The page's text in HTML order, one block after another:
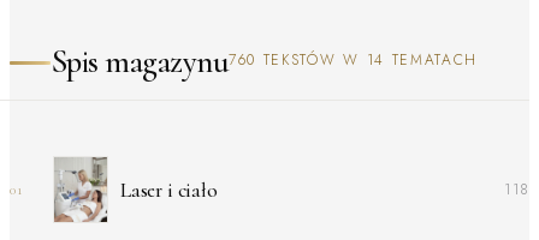
Spis magazynu760 TEKSTÓW W 14 TEMATACH
01 Laser i ciało 118